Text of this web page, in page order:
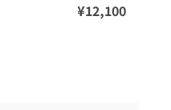
¥12,100